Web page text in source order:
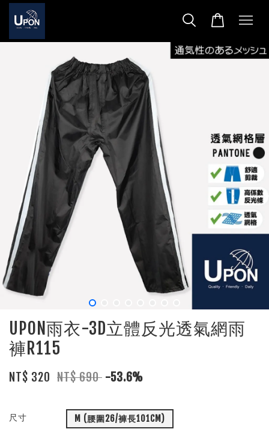
UPON雨衣-3D立體反光透氣網雨
褲R115
NT$ 320 NT$ 690 -53.6%
尺寸
M (腰圍26/褲長101CM)